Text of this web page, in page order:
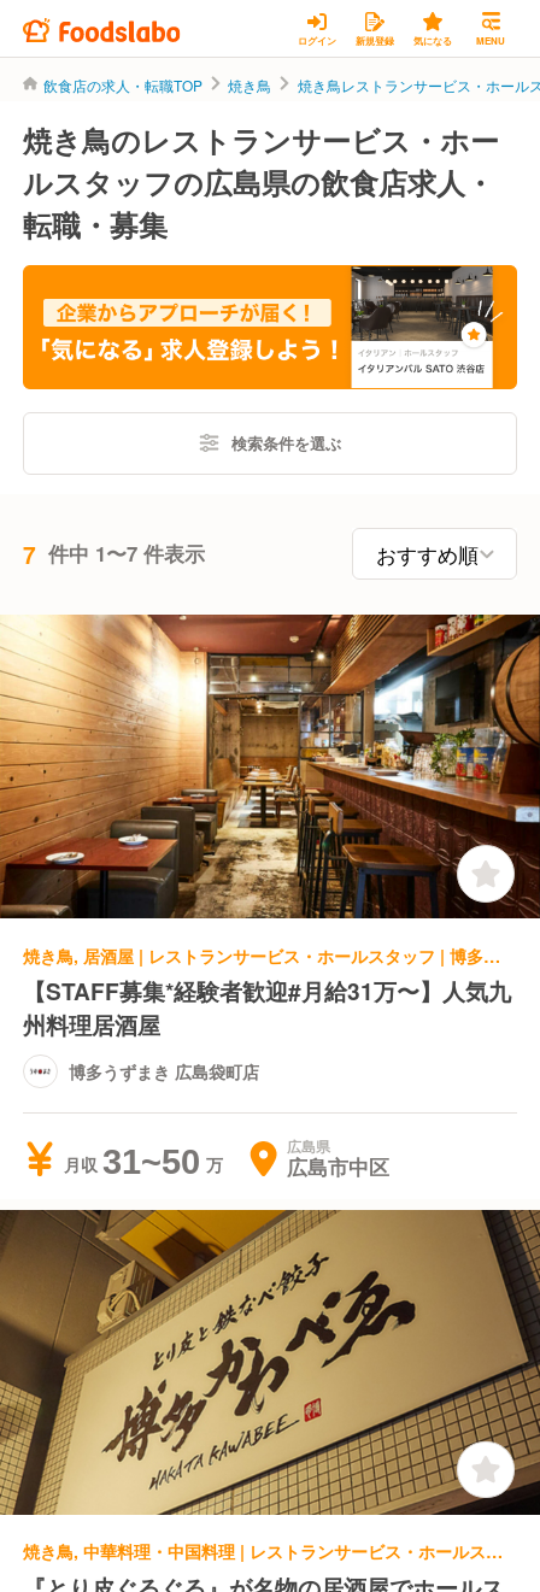
ログイン 新規登録 気になる MENU
飲食店の求人・転職TOP 焼き鳥 焼き鳥レストランサービス・ホール
焼き鳥のレストランサービス・ホー
ルスタッフの広島県の飲食店求人・
転職・募集
検索条件を選ぶ
7 件中 1〜7 件表示
焼き鳥, 居酒屋 | レストランサービス・ホールスタッフ | 博多うずまき 広島袋町店
【STAFF募集*経験者歓迎#月給31万〜】人気九
州料理居酒屋
博多うずまき 広島袋町店
月収 31~50 広島県
広島市中区
焼き鳥, 中華料理・中国料理 | レストランサービス・ホールスタッフ | とり皮と鉄なべ餃子 博多 かわべゑ 広島大手町店